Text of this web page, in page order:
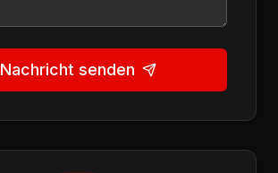
Nachricht senden